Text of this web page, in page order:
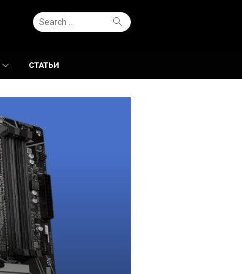
Search
for:
Search
СТАТЬИ